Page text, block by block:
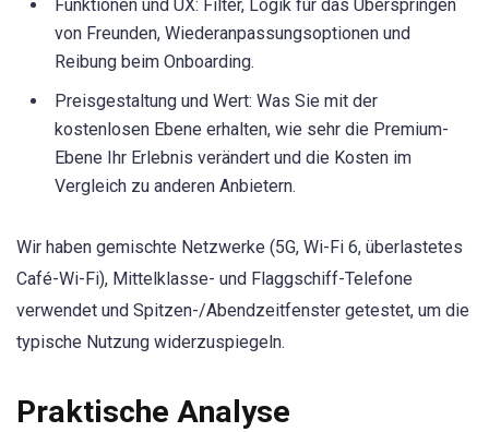
Funktionen und UX: Filter, Logik für das Überspringen
von Freunden, Wiederanpassungsoptionen und
Reibung beim Onboarding.
Preisgestaltung und Wert: Was Sie mit der
kostenlosen Ebene erhalten, wie sehr die Premium-
Ebene Ihr Erlebnis verändert und die Kosten im
Vergleich zu anderen Anbietern.
Wir haben gemischte Netzwerke (5G, Wi-Fi 6, überlastetes
Café-Wi-Fi), Mittelklasse- und Flaggschiff-Telefone
verwendet und Spitzen-/Abendzeitfenster getestet, um die
typische Nutzung widerzuspiegeln.
Praktische Analyse